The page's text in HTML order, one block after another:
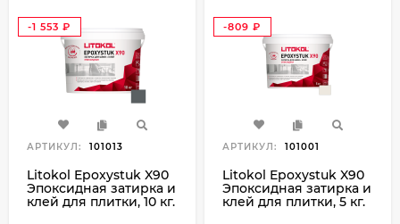
-1 553
₽
АРТИКУЛ: 101013
Litokol Epoxystuk X90
Эпоксидная затирка и
клей для плитки, 10 кг.
-809
АРТИКУЛ: 101001
Litokol Epoxystuk X90
Эпоксидная затирка и
клей для плитки, 5 кг.